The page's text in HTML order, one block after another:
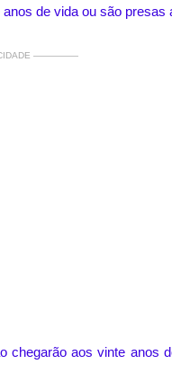
de vida ou são presas
—————
chegarão aos vinte anos